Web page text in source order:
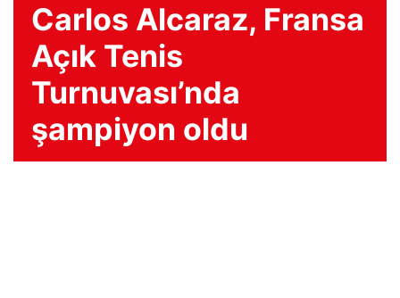
Carlos Alcaraz, Fransa
Açık Tenis
Turnuvası’nda
şampiyon oldu